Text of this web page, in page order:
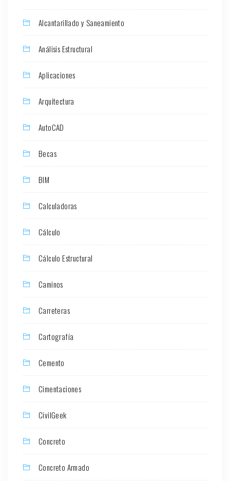
Alcantarillado y Saneamiento
Análisis Estructural
Aplicaciones
Arquitectura
AutoCAD
Becas
BIM
Calculadoras
Cálculo
Cálculo Estructural
Caminos
Carreteras
Cartografía
Cemento
Cimentaciones
CivilGeek
Concreto
Concreto Armado